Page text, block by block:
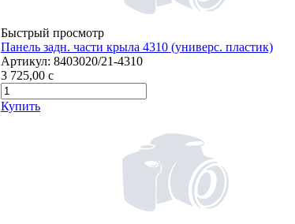
Быстрый просмотр
Панель задн. части крыла 4310 (универс. пластик)
Артикул: 8403020/21-4310
3 725,00 c
Купить